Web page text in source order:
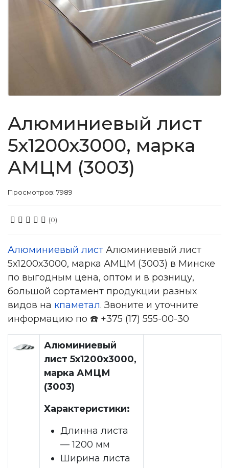
Алюминиевый лист
5х1200х3000, марка
АМЦМ (3003)
Просмотров: 7989
(0)
Алюминиевый лист Алюминиевый лист
5х1200х3000, марка АМЦМ (3003) в Минске
по выгодным цена, оптом и в розницу,
большой сортамент продукции разных
видов на кпаметал. Звоните и уточните
информацию по ☎️ +375 (17) 555-00-30
Алюминиевый
лист 5х1200х3000,
марка АМЦМ
(3003)
Характеристики:
Длинна листа
— 1200 мм
Ширина листа